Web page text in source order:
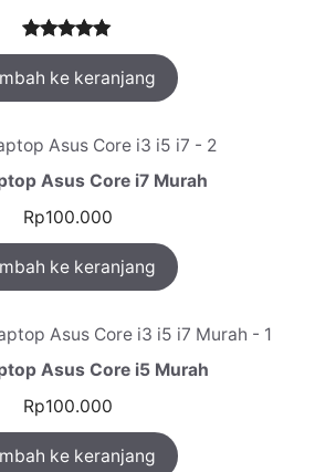
Peringkat
5.00dari 5
berdasarka
1
penilaian
ke keranjang
Asus Core i7 Murah
Rp100.000
ke keranjang
Asus Core i5 Murah
Rp100.000
ke keranjang